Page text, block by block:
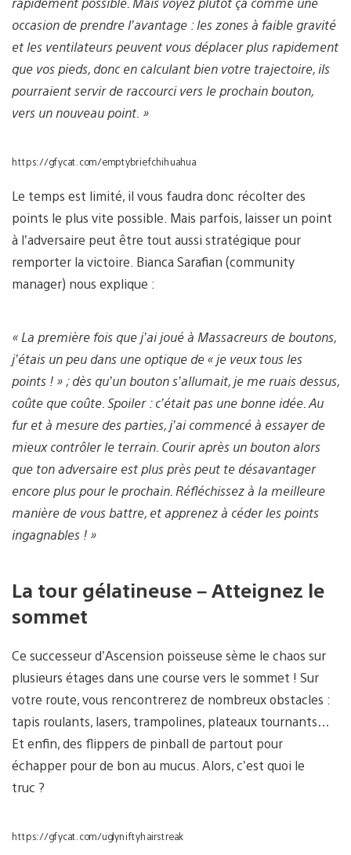
occasion de prendre l’avantage : les zones à faible gravité
et les ventilateurs peuvent vous déplacer plus rapidement
que vos pieds, donc en calculant bien votre trajectoire, ils
pourraient servir de raccourci vers le prochain bouton,
vers un nouveau point. »
https://gfycat.com/emptybriefchihuahua
Le temps est limité, il vous faudra donc récolter des
points le plus vite possible. Mais parfois, laisser un point
à l’adversaire peut être tout aussi stratégique pour
remporter la victoire. Bianca Sarafian (community
manager) nous explique :
« La première fois que j’ai joué à Massacreurs de boutons,
j’étais un peu dans une optique de « je veux tous les
points ! » ; dès qu’un bouton s’allumait, je me ruais dessus,
coûte que coûte. Spoiler : c’était pas une bonne idée. Au
fur et à mesure des parties, j’ai commencé à essayer de
mieux contrôler le terrain. Courir après un bouton alors
que ton adversaire est plus près peut te désavantager
encore plus pour le prochain. Réfléchissez à la meilleure
manière de vous battre, et apprenez à céder les points
ingagnables ! »
La tour gélatineuse – Atteignez le
sommet
Ce successeur d’Ascension poisseuse sème le chaos sur
plusieurs étages dans une course vers le sommet ! Sur
votre route, vous rencontrerez de nombreux obstacles :
tapis roulants, lasers, trampolines, plateaux tournants…
Et enfin, des flippers de pinball de partout pour
échapper pour de bon au mucus. Alors, c’est quoi le
truc ?
https://gfycat.com/uglyniftyhairstreak